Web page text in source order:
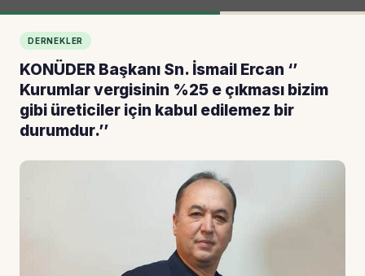
DERNEKLER
KONÜDER Başkanı Sn. İsmail Ercan ‘’
Kurumlar vergisinin %25 e çıkması bizim
gibi üreticiler için kabul edilemez bir
durumdur.’’